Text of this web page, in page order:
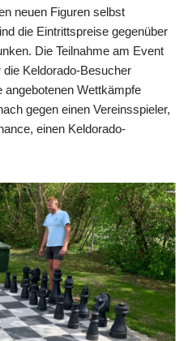
neuen Figuren selbst
die Eintrittspreise gegenüber
Die Teilnahme am Event
Keldorado-Besucher
angebotenen Wettkämpfe
gegen einen Vereinsspieler,
einen Keldorado-